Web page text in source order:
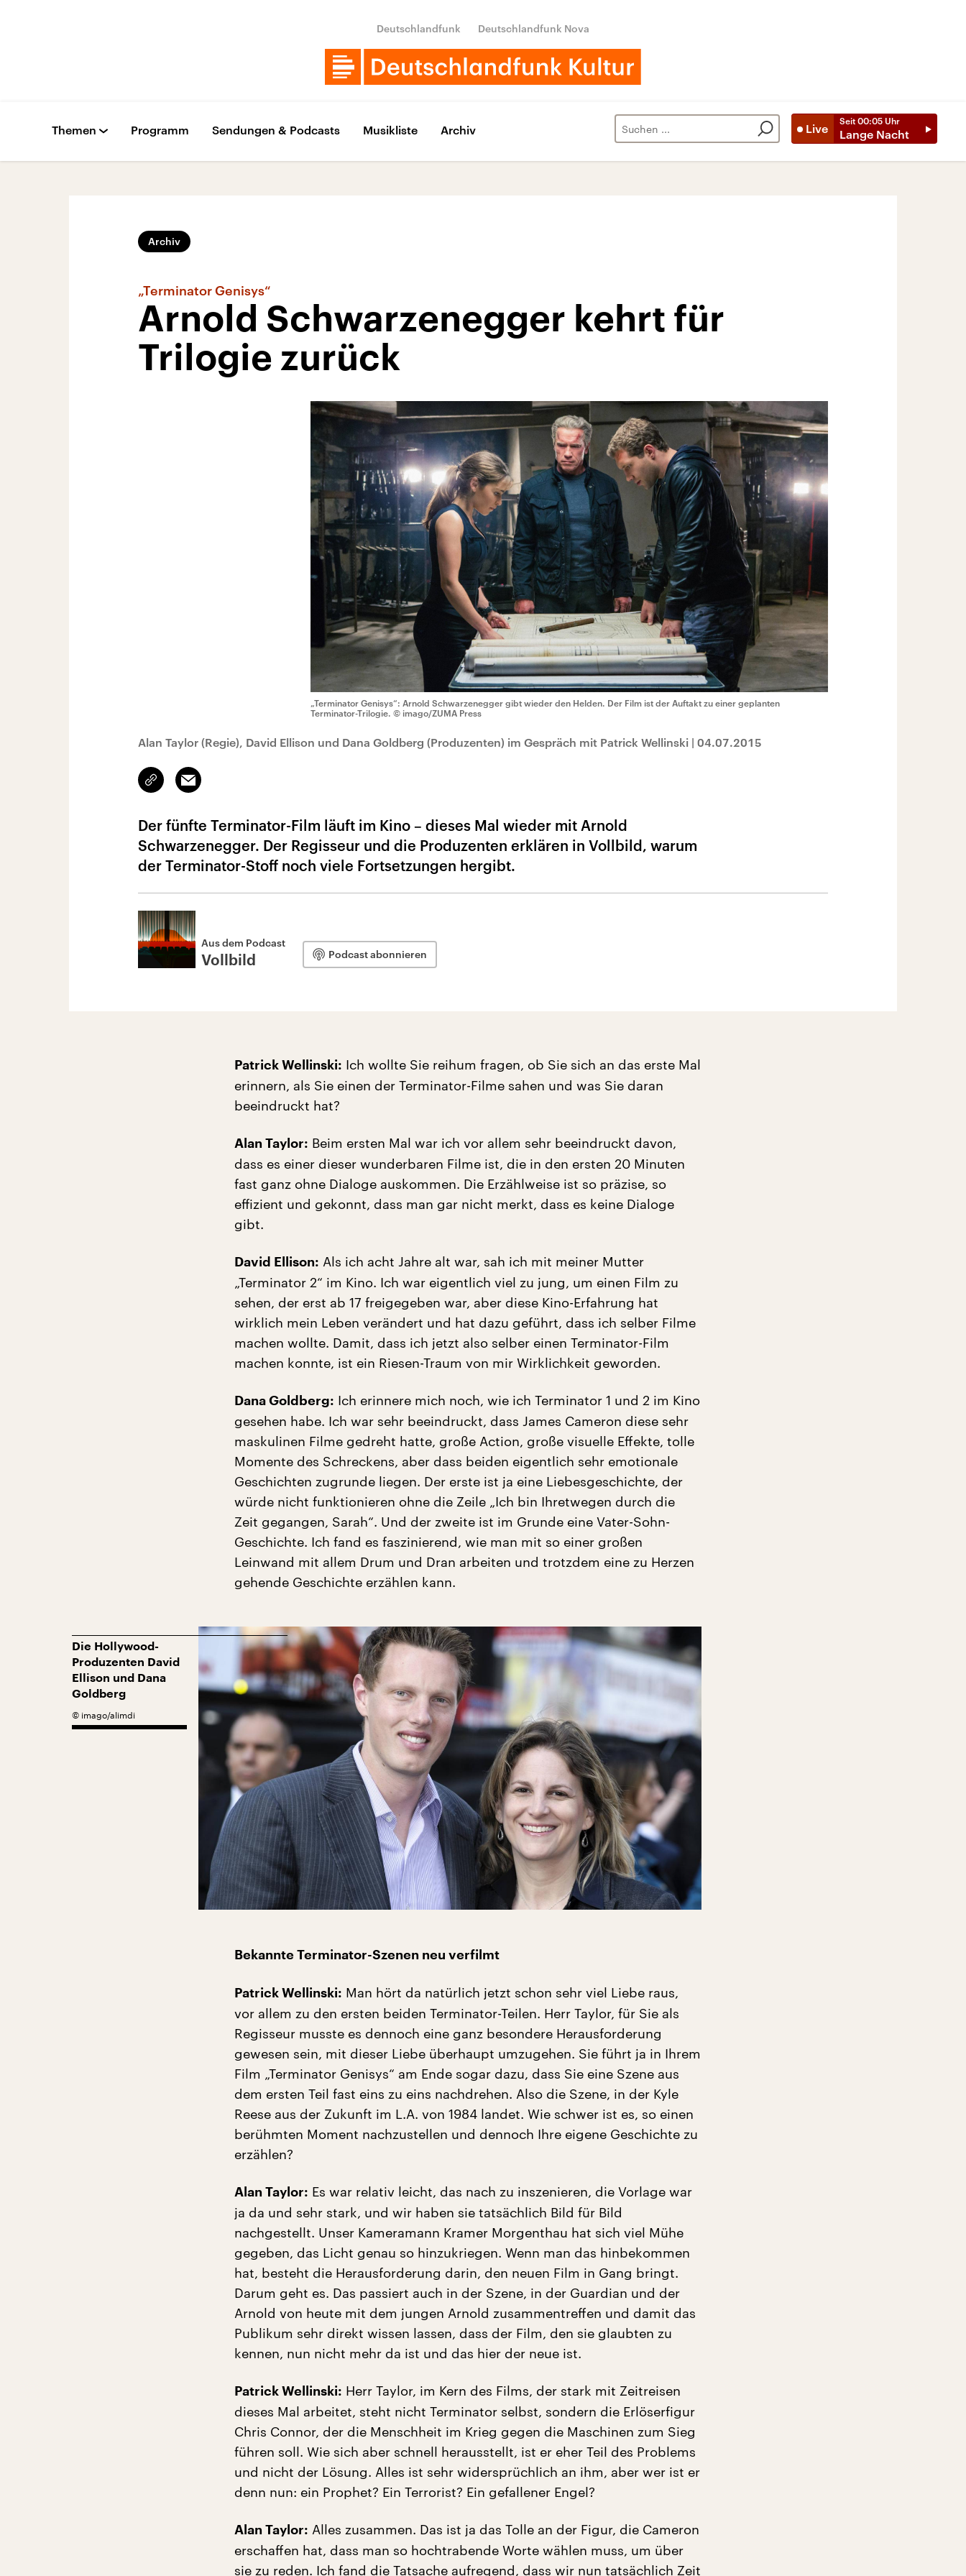
Deutschlandfunk Deutschlandfunk Nova
Live
Seit 00:05 Uhr
Lange Nacht
Themen Programm Sendungen & Podcasts Musikliste Archiv
Archiv
„Terminator Genisys“
Arnold Schwarzenegger kehrt für
Trilogie zurück
„Terminator Genisys“: Arnold Schwarzenegger gibt wieder den Helden. Der Film ist der Auftakt zu einer geplanten
Terminator-Trilogie. © imago/ZUMA Press
Alan Taylor (Regie), David Ellison und Dana Goldberg (Produzenten) im Gespräch mit Patrick Wellinski | 04.07.2015
Link
kopieren/teilen
Email
Der fünfte Terminator-Film läuft im Kino – dieses Mal wieder mit Arnold
Schwarzenegger. Der Regisseur und die Produzenten erklären in Vollbild, warum
der Terminator-Stoff noch viele Fortsetzungen hergibt.
Aus dem Podcast
Vollbild Podcast abonnieren
Patrick Wellinski: Ich wollte Sie reihum fragen, ob Sie sich an das erste Mal
erinnern, als Sie einen der Terminator-Filme sahen und was Sie daran
beeindruckt hat?
Alan Taylor: Beim ersten Mal war ich vor allem sehr beeindruckt davon,
dass es einer dieser wunderbaren Filme ist, die in den ersten 20 Minuten
fast ganz ohne Dialoge auskommen. Die Erzählweise ist so präzise, so
effizient und gekonnt, dass man gar nicht merkt, dass es keine Dialoge
gibt.
David Ellison: Als ich acht Jahre alt war, sah ich mit meiner Mutter
„Terminator 2“ im Kino. Ich war eigentlich viel zu jung, um einen Film zu
sehen, der erst ab 17 freigegeben war, aber diese Kino-Erfahrung hat
wirklich mein Leben verändert und hat dazu geführt, dass ich selber Filme
machen wollte. Damit, dass ich jetzt also selber einen Terminator-Film
machen konnte, ist ein Riesen-Traum von mir Wirklichkeit geworden.
Dana Goldberg: Ich erinnere mich noch, wie ich Terminator 1 und 2 im Kino
gesehen habe. Ich war sehr beeindruckt, dass James Cameron diese sehr
maskulinen Filme gedreht hatte, große Action, große visuelle Effekte, tolle
Momente des Schreckens, aber dass beiden eigentlich sehr emotionale
Geschichten zugrunde liegen. Der erste ist ja eine Liebesgeschichte, der
würde nicht funktionieren ohne die Zeile „Ich bin Ihretwegen durch die
Zeit gegangen, Sarah“. Und der zweite ist im Grunde eine Vater-Sohn-
Geschichte. Ich fand es faszinierend, wie man mit so einer großen
Leinwand mit allem Drum und Dran arbeiten und trotzdem eine zu Herzen
gehende Geschichte erzählen kann.
Die Hollywood-
Produzenten David
Ellison und Dana
Goldberg
© imago/alimdi
Bekannte Terminator-Szenen neu verfilmt
Patrick Wellinski: Man hört da natürlich jetzt schon sehr viel Liebe raus,
vor allem zu den ersten beiden Terminator-Teilen. Herr Taylor, für Sie als
Regisseur musste es dennoch eine ganz besondere Herausforderung
gewesen sein, mit dieser Liebe überhaupt umzugehen. Sie führt ja in Ihrem
Film „Terminator Genisys“ am Ende sogar dazu, dass Sie eine Szene aus
dem ersten Teil fast eins zu eins nachdrehen. Also die Szene, in der Kyle
Reese aus der Zukunft im L.A. von 1984 landet. Wie schwer ist es, so einen
berühmten Moment nachzustellen und dennoch Ihre eigene Geschichte zu
erzählen?
Alan Taylor: Es war relativ leicht, das nach zu inszenieren, die Vorlage war
ja da und sehr stark, und wir haben sie tatsächlich Bild für Bild
nachgestellt. Unser Kameramann Kramer Morgenthau hat sich viel Mühe
gegeben, das Licht genau so hinzukriegen. Wenn man das hinbekommen
hat, besteht die Herausforderung darin, den neuen Film in Gang bringt.
Darum geht es. Das passiert auch in der Szene, in der Guardian und der
Arnold von heute mit dem jungen Arnold zusammentreffen und damit das
Publikum sehr direkt wissen lassen, dass der Film, den sie glaubten zu
kennen, nun nicht mehr da ist und das hier der neue ist.
Patrick Wellinski: Herr Taylor, im Kern des Films, der stark mit Zeitreisen
dieses Mal arbeitet, steht nicht Terminator selbst, sondern die Erlöserfigur
Chris Connor, der die Menschheit im Krieg gegen die Maschinen zum Sieg
führen soll. Wie sich aber schnell herausstellt, ist er eher Teil des Problems
und nicht der Lösung. Alles ist sehr widersprüchlich an ihm, aber wer ist er
denn nun: ein Prophet? Ein Terrorist? Ein gefallener Engel?
Alan Taylor: Alles zusammen. Das ist ja das Tolle an der Figur, die Cameron
erschaffen hat, dass man so hochtrabende Worte wählen muss, um über
sie zu reden. Ich fand die Tatsache aufregend, dass wir nun tatsächlich Zeit